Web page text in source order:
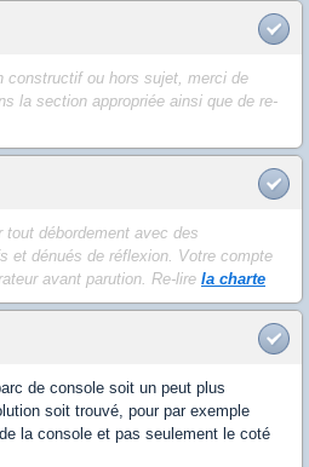
constructif ou hors sujet, merci de
la section appropriée ainsi que de re-
débordement avec des
et dénués de réflexion. Votre compte
avant parution. Re-lire la charte
de console soit un peut plus
soit trouvé, pour par exemple
la console et pas seulement le coté